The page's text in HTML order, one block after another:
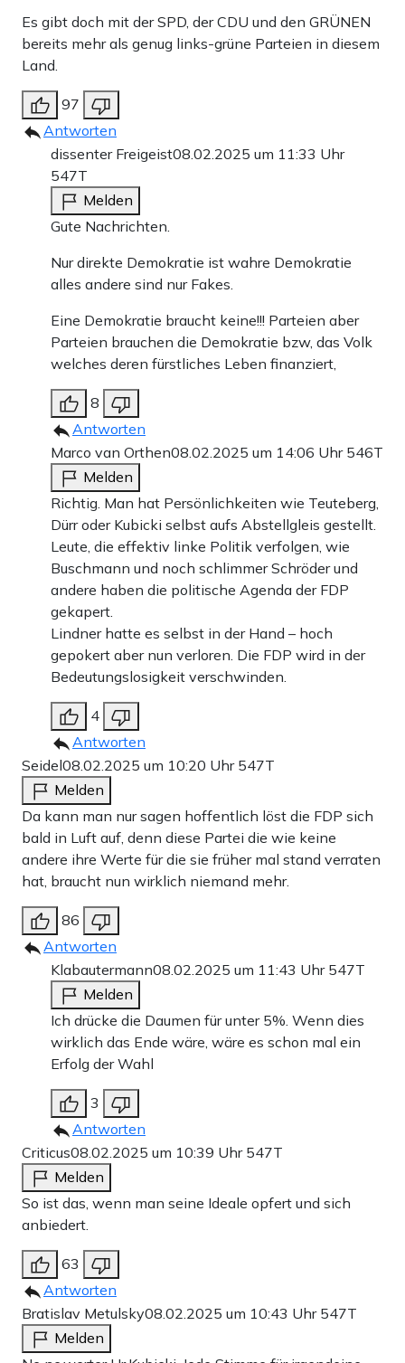
Es gibt doch mit der SPD, der CDU und den GRÜNEN
bereits mehr als genug links-grüne Parteien in diesem
Land.
97
Antworten
dissenter Freigeist08.02.2025 um 11:33 Uhr
547T
Melden
Gute Nachrichten.
Nur direkte Demokratie ist wahre Demokratie
alles andere sind nur Fakes.
Eine Demokratie braucht keine!!! Parteien aber
Parteien brauchen die Demokratie bzw, das Volk
welches deren fürstliches Leben finanziert,
8
Antworten
Marco van Orthen08.02.2025 um 14:06 Uhr 546T
Melden
Richtig. Man hat Persönlichkeiten wie Teuteberg,
Dürr oder Kubicki selbst aufs Abstellgleis gestellt.
Leute, die effektiv linke Politik verfolgen, wie
Buschmann und noch schlimmer Schröder und
andere haben die politische Agenda der FDP
gekapert.
Lindner hatte es selbst in der Hand – hoch
gepokert aber nun verloren. Die FDP wird in der
Bedeutungslosigkeit verschwinden.
4
Antworten
Seidel08.02.2025 um 10:20 Uhr 547T
Melden
Da kann man nur sagen hoffentlich löst die FDP sich
bald in Luft auf, denn diese Partei die wie keine
andere ihre Werte für die sie früher mal stand verraten
hat, braucht nun wirklich niemand mehr.
86
Antworten
Klabautermann08.02.2025 um 11:43 Uhr 547T
Melden
Ich drücke die Daumen für unter 5%. Wenn dies
wirklich das Ende wäre, wäre es schon mal ein
Erfolg der Wahl
3
Antworten
Criticus08.02.2025 um 10:39 Uhr 547T
Melden
So ist das, wenn man seine Ideale opfert und sich
anbiedert.
63
Antworten
Bratislav Metulsky08.02.2025 um 10:43 Uhr 547T
Melden